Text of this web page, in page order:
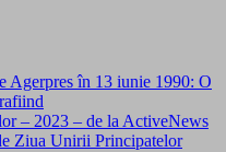
Agerpres în 13 iunie 1990: O
– 2023 – de la ActiveNews
Ziua Unirii Principatelor